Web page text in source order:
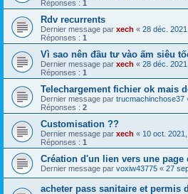
Réponses : 1
Rdv recurrents
Dernier message par xech « 28 déc.
Réponses : 1
Vì sao nên đầu tư vào ấm siêu
Dernier message par xech « 28 déc.
Réponses : 1
Telechargement fichier ok mais
Dernier message par trucmachinchose37
Réponses : 2
Customisation ??
Dernier message par xech « 10 oct.
Réponses : 1
Création d'un lien vers une page
Dernier message par voxiw43775 « 27
acheter pass sanitaire et permis